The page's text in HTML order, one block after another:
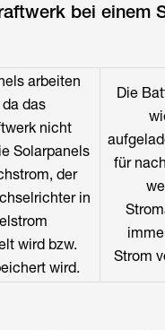
bei einem
arbeiten
das
nicht
Solarpanels
der
in
wird bzw.
wird.
Die
für
Strom